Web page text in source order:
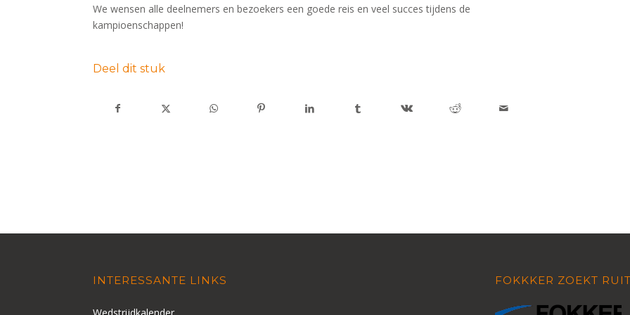
We wensen alle deelnemers en bezoekers een goede reis en veel succes tijdens de
kampioenschappen!
Deel dit stuk
INTERESSANTE LINKS
Wedstrijdkalender
FOKKKER ZOEKT